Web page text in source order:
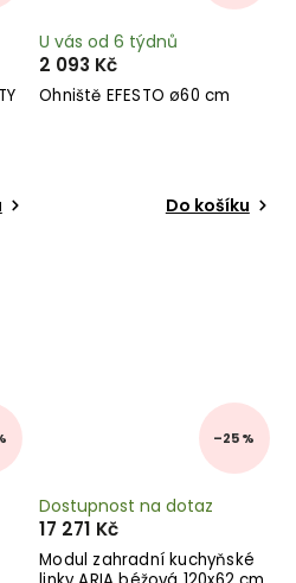
Ohniště EFESTO ø60 cm
U vás od 6 týdnů
2 093 Kč
Do košíku
–25 %
Modul zahradní kuchyňské
Dostupnost na dotaz
17 271 Kč